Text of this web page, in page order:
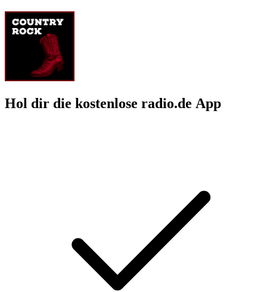
Hol dir die kostenlose radio.de App